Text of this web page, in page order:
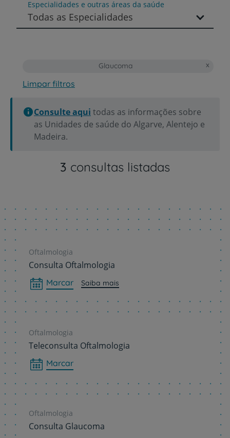
Especialidades e outras áreas da saúde
Todas as Especialidades
Glaucoma
Limpar filtros
Consulte aqui todas as informações sobre
as Unidades de saúde do Algarve, Alentejo e
Madeira.
3 consultas listadas
Oftalmologia
Consulta Oftalmologia
Marcar Saiba mais
Oftalmologia
Teleconsulta Oftalmologia
Marcar
Oftalmologia
Consulta Glaucoma